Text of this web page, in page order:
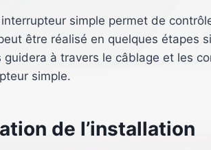
simple permet de
être réalisé en quelques étapes
guidera à travers le câblage et les
simple.
de l’installation